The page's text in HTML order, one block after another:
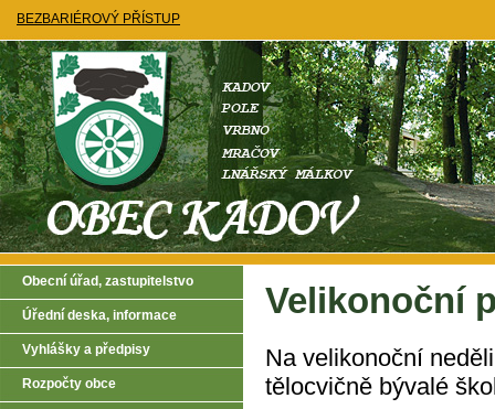
BEZBARIÉROVÝ PŘÍSTUP
Velikonoční
Na velikonoční
tělocvičně bývalé
Obecní úřad, zastupitelstvo
Úřední deska, informace
Vyhlášky a předpisy
Rozpočty obce